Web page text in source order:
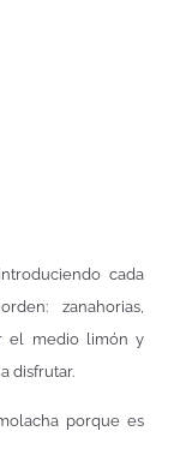
cada
zanahorias,
el medio limón y
disfrutar.
porque es